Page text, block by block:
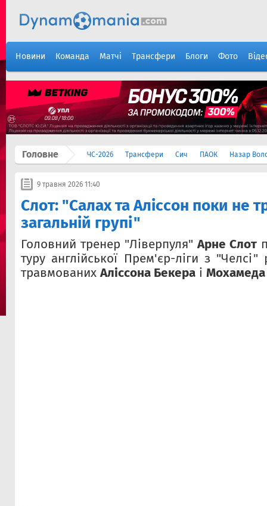
Новини Команда Матчі Трансфери Блоги Фото
Головне ЧС-2026 Трансфери Сич ПАОК Назар
9 травня 2026 11:40
Слот: "Салах та Аліссон поки не
загальній групі"
Головний тренер "Ліверпуля" Арне Слот
туру англійської Прем'єр-ліги з
травмованих Аліссона Бекера і Мохамеда